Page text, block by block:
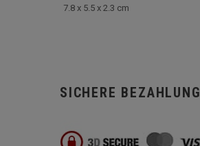
7.8 x 5.5 x 2.3 cm
SICHERE BEZAHLUNG